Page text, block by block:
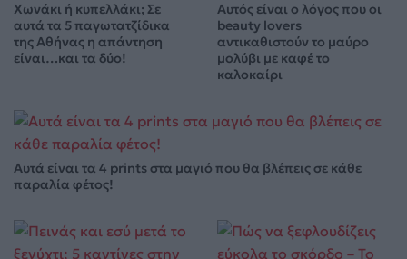
Χωνάκι ή κυπελλάκι; Σε
αυτά τα 5 παγωτατζίδικα
της Αθήνας η απάντηση
είναι…και τα δύο!
Αυτός είναι ο λόγος που οι
beauty lovers
αντικαθιστούν το μαύρο
μολύβι με καφέ το
καλοκαίρι
Αυτά είναι τα 4 prints στα μαγιό που θα βλέπεις σε κάθε
παραλία φέτος!